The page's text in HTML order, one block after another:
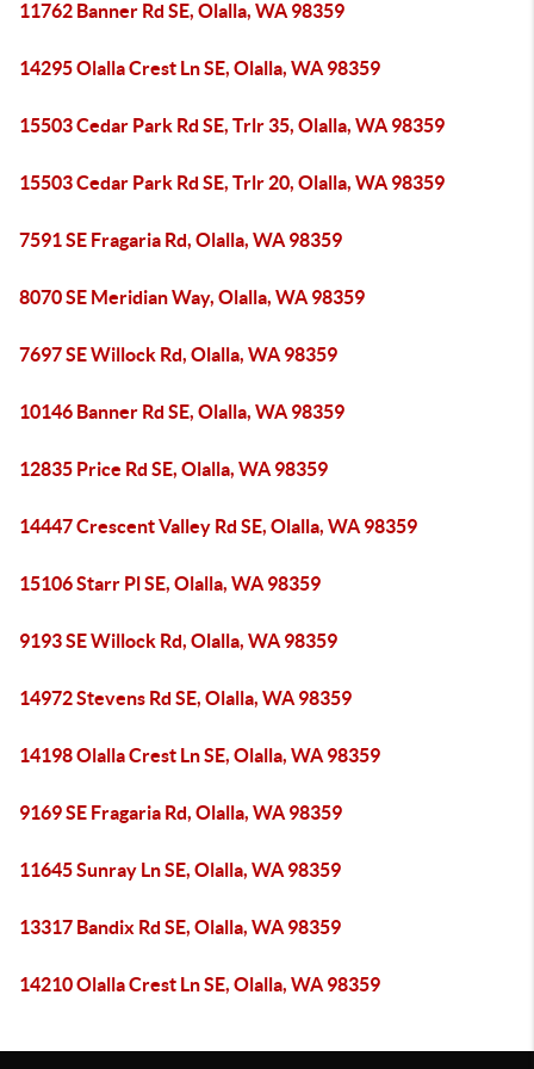
11762 Banner Rd SE, Olalla, WA 98359
14295 Olalla Crest Ln SE, Olalla, WA 98359
15503 Cedar Park Rd SE, Trlr 35, Olalla, WA 98359
15503 Cedar Park Rd SE, Trlr 20, Olalla, WA 98359
7591 SE Fragaria Rd, Olalla, WA 98359
8070 SE Meridian Way, Olalla, WA 98359
7697 SE Willock Rd, Olalla, WA 98359
10146 Banner Rd SE, Olalla, WA 98359
12835 Price Rd SE, Olalla, WA 98359
14447 Crescent Valley Rd SE, Olalla, WA 98359
15106 Starr Pl SE, Olalla, WA 98359
9193 SE Willock Rd, Olalla, WA 98359
14972 Stevens Rd SE, Olalla, WA 98359
14198 Olalla Crest Ln SE, Olalla, WA 98359
9169 SE Fragaria Rd, Olalla, WA 98359
11645 Sunray Ln SE, Olalla, WA 98359
13317 Bandix Rd SE, Olalla, WA 98359
14210 Olalla Crest Ln SE, Olalla, WA 98359